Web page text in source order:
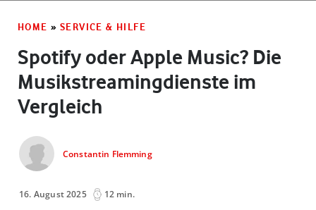
HOME » SERVICE & HILFE
Spotify oder Apple Music? Die
Musikstreamingdienste im
Vergleich
Constantin Flemming
16. August 2025 12 min.